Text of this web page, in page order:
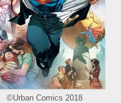
©Urban Comics 2018